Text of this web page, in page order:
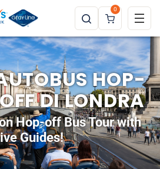
0
HOP-
DI LONDRA
Hop-off Bus Tour with
Guides!